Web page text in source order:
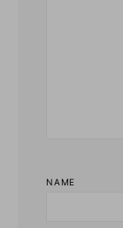
NAME